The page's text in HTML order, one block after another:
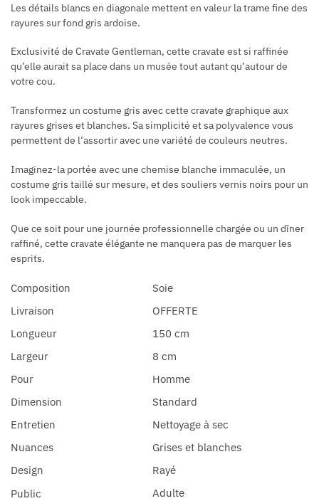
Les détails blancs en diagonale mettent en valeur la trame fine des
rayures sur fond gris ardoise.
Exclusivité de Cravate Gentleman, cette cravate est si raffinée
qu’elle aurait sa place dans un musée tout autant qu’autour de
votre cou.
Transformez un costume gris avec cette cravate graphique aux
rayures grises et blanches. Sa simplicité et sa polyvalence vous
permettent de l’assortir avec une variété de couleurs neutres.
Imaginez-la portée avec une chemise blanche immaculée, un
costume gris taillé sur mesure, et des souliers vernis noirs pour un
look impeccable.
Que ce soit pour une journée professionnelle chargée ou un dîner
raffiné, cette cravate élégante ne manquera pas de marquer les
esprits.
Composition
Soie
Livraison
OFFERTE
Longueur
150 cm
Largeur
8 cm
Pour
Homme
Dimension
Standard
Entretien
Nettoyage à sec
Nuances
Grises et blanches
Design
Rayé
Public
Adulte